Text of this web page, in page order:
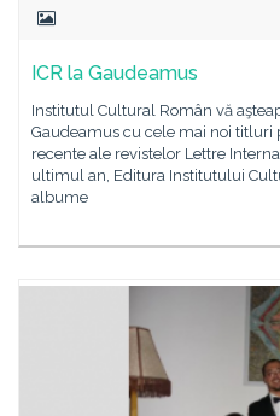
ICR la Gaudeamus
Institutul Cultural Român vă
Gaudeamus cu cele mai noi
recente ale revistelor Lettre
ultimul an, Editura Institutului
albume